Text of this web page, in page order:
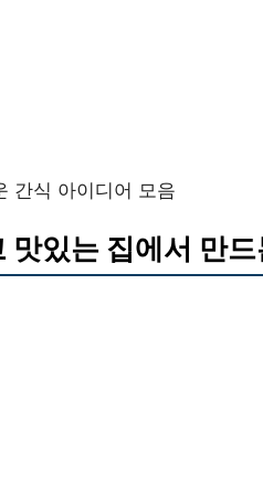
맛있는 집에서 만